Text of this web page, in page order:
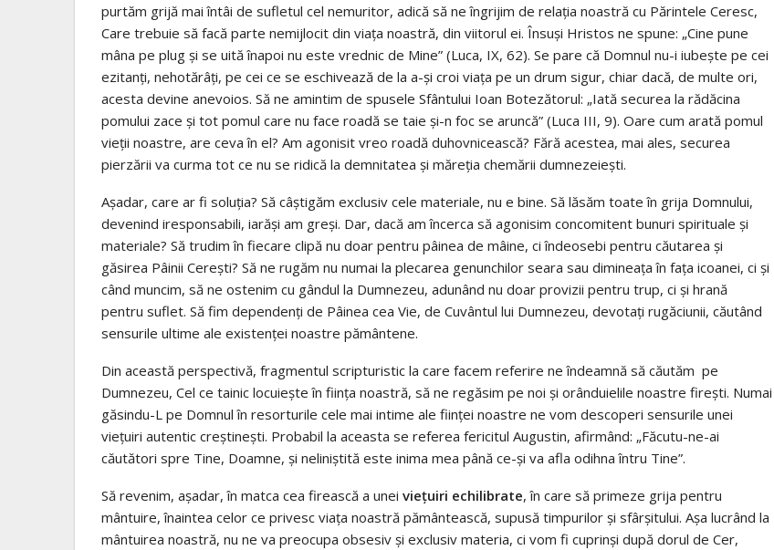
purtăm grijă mai întâi de sufletul cel nemuritor, adică să ne îngrijim de relația noastră cu Părintele Ceresc,
Care trebuie să facă parte nemijlocit din viața noastră, din viitorul ei. Însuși Hristos ne spune: „Cine pune
mâna pe plug și se uită înapoi nu este vrednic de Mine” (Luca, IX, 62). Se pare că Domnul nu-i iubește pe cei
ezitanți, nehotărâți, pe cei ce se eschivează de la a-și croi viața pe un drum sigur, chiar dacă, de multe ori,
acesta devine anevoios. Să ne amintim de spusele Sfântului Ioan Botezătorul: „Iată securea la rădăcina
pomului zace și tot pomul care nu face roadă se taie și-n foc se aruncă” (Luca III, 9). Oare cum arată pomul
vieții noastre, are ceva în el? Am agonisit vreo roadă duhovnicească? Fără acestea, mai ales, securea
pierzării va curma tot ce nu se ridică la demnitatea și măreția chemării dumnezeiești.
Așadar, care ar fi soluția? Să câștigăm exclusiv cele materiale, nu e bine. Să lăsăm toate în grija Domnului,
devenind iresponsabili, iarăși am greși. Dar, dacă am încerca să agonisim concomitent bunuri spirituale și
materiale? Să trudim în fiecare clipă nu doar pentru pâinea de mâine, ci îndeosebi pentru căutarea și
găsirea Pâinii Cerești? Să ne rugăm nu numai la plecarea genunchilor seara sau dimineața în fața icoanei, ci și
când muncim, să ne ostenim cu gândul la Dumnezeu, adunând nu doar provizii pentru trup, ci şi hrană
pentru suflet. Să fim dependenți de Pâinea cea Vie, de Cuvântul lui Dumnezeu, devotați rugăciunii, căutând
sensurile ultime ale existenței noastre pământene.
Din această perspectivă, fragmentul scripturistic la care facem referire ne îndeamnă să căutăm pe
Dumnezeu, Cel ce tainic locuiește în ființa noastră, să ne regăsim pe noi și orânduielile noastre firești. Numai
găsindu-L pe Domnul în resorturile cele mai intime ale ființei noastre ne vom descoperi sensurile unei
viețuiri autentic creștinești. Probabil la aceasta se referea fericitul Augustin, afirmând: „Făcutu-ne-ai
căutători spre Tine, Doamne, și neliniștită este inima mea până ce-și va afla odihna întru Tine”.
Să revenim, așadar, în matca cea firească a unei viețuiri echilibrate, în care să primeze grija pentru
mântuire, înaintea celor ce privesc viața noastră pământească, supusă timpurilor și sfârșitului. Așa lucrând la
mântuirea noastră, nu ne va preocupa obsesiv şi exclusiv materia, ci vom fi cuprinși după dorul de Cer,